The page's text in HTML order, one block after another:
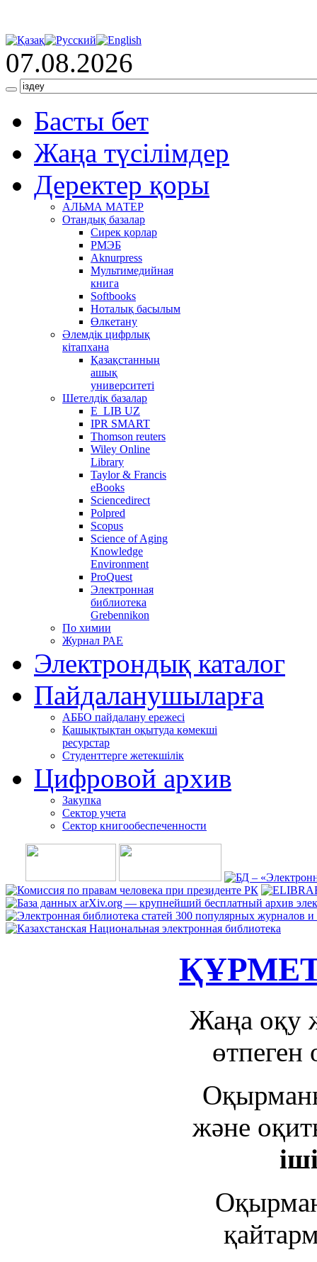
07.08.2026
Басты бет
Жаңа түсілімдер
Деректер қоры
АЛЬМА МАТЕР
Отандық базалар
Сирек қорлар
РМЭБ
Аknurpress
Мультимедийная
книга
Softbooks
Ноталық басылым
Өлкетану
Әлемдік цифрлық
кітапхана
Қазақстанның
ашық
университеті
Шетелдік базалар
E_LIB UZ
IPR SMART
Thomson reuters
Wiley Online
Library
Taylor & Francis
eBooks
Sciencedirect
Polpred
Scopus
Science of Aging
Knowledge
Environment
ProQuest
Электронная
библиотека
Grebennikon
По химии
Журнал РАЕ
Электрондық каталог
Пайдаланушыларға
АББО пайдалану ережесі
Қашықтықтан оқытуда көмекші
ресурстар
Студенттерге жетекшілік
Цифровой архив
Закупка
Сектор учета
Сектор книгообеспеченности
Жаңа оқу
өтпеген
және